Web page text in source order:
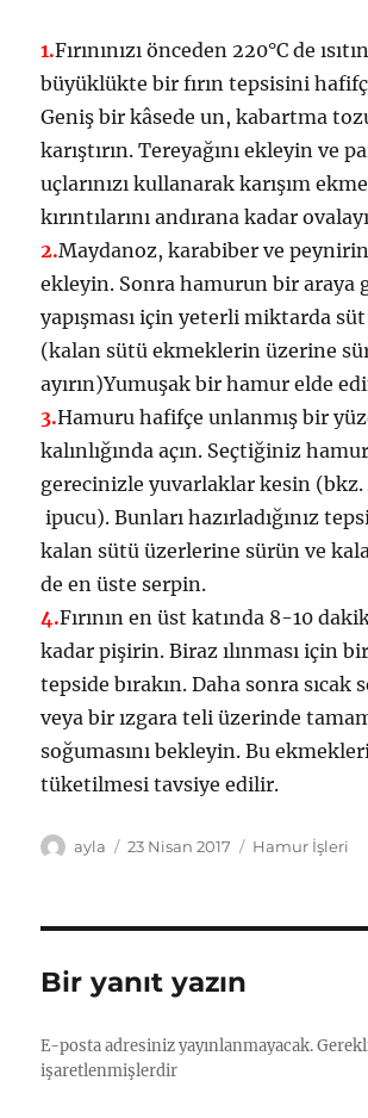
1.Fırınınızı önceden 220°C de
büyüklükte bir fırın tepsisini
Geniş bir kâsede un, kabartma
karıştırın. Tereyağını ekleyin ve
uçlarınızı kullanarak karışım
kırıntılarını andırana kadar
2.Maydanoz, karabiber ve peynirin
ekleyin. Sonra hamurun bir araya
yapışması için yeterli miktarda
(kalan sütü ekmeklerin üzerine
ayırın)Yumuşak bir hamur elde
3.Hamuru hafifçe unlanmış bir
kalınlığında açın. Seçtiğiniz
gerecinizle yuvarlaklar kesin (bkz.
ipucu). Bunları hazırladığınız
kalan sütü üzerlerine sürün ve
de en üste serpin.
4.Fırının en üst katında 8-10
kadar pişirin. Biraz ılınması için
tepside bırakın. Daha sonra sıcak
veya bir ızgara teli üzerinde
soğumasını bekleyin. Bu
tüketilmesi tavsiye edilir.
Yazar
ayla
Yayın
23 Nisan 2017 Kategoriler
Hamur İşleri
Bir yanıt yazın
E-posta adresiniz yayınlanmayacak.
işaretlenmişlerdir